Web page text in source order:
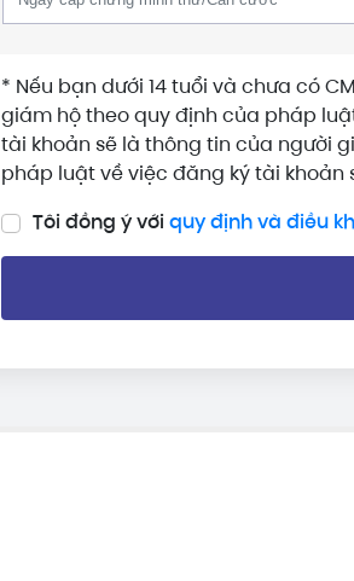
* Nếu bạn dưới 14 tuổi và chưa có
giám hộ theo quy định của pháp
tài khoản sẽ là thông tin của người
pháp luật về việc đăng ký tài khoản
Tôi đồng ý với quy định và điều